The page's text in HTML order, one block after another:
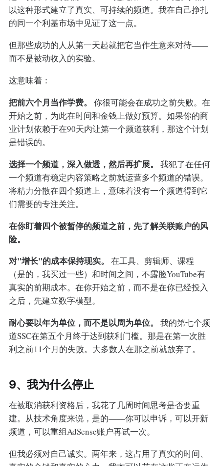
以这种形式建立了真实、可持续的频道。我在自己挣扎
的同一个利基市场中见证了这一点。
但那些成功的人从第一天起就把它当作生意来对待——
而不是被动收入的实验。
这意味着：
把前六个月当作学费。
你很可能会在成功之前失败。在
开始之前，为此在时间和金钱上做好预算。如果你的商
业计划依赖于在90天内让第一个频道获利，那这个计划
是错误的。
选择一个频道，深入做透，然后再扩展。
我犯了在任何
一个频道有稳定内容策略之前就运营多个频道的错误。
将精力分散在四个频道上，意味着没有一个频道得到它
们需要的专注关注。
在你盯着四个被暂停的频道之前，先了解关联账户的风
险。
对"增长"的成本保持现实。
在工具、剪辑师、课程
（是的，我买过一些）和时间之间，不露脸YouTube有
真实的前期成本。在你开始之前，而不是在你已经投入
之后，先建立数字模型。
耐心要以年为单位，而不是以周为单位。
我的第七个频
道SSC在第五个月终于达到获利门槛。那是在第一次胜
利之前11个月的失败。大多数人在那之前就放弃了。
9、我为什么停止
在被取消获利资格后，我花了几周时间思考是否要重
建。从技术角度来说，是的——你可以申诉，可以开新
频道，可以重组AdSense账户再试一次。
但我必须对自己诚实。两年来，这占用了真实的时间、